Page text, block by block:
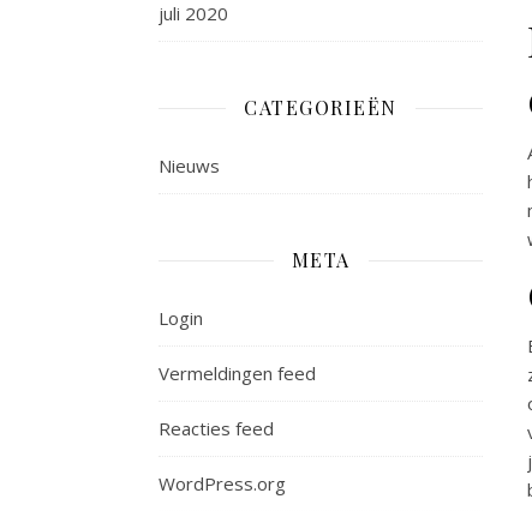
juli 2020
CATEGORIEËN
Nieuws
META
Login
Vermeldingen feed
Reacties feed
WordPress.org